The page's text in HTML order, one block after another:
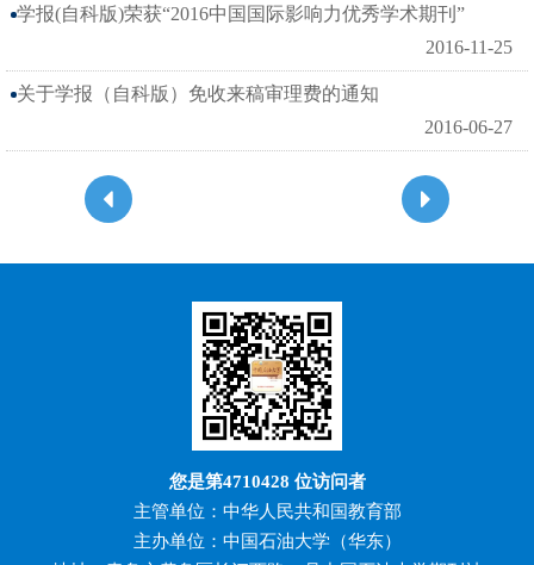
学报(自科版)荣获“2016中国国际影响力优秀学术期刊”
2016-11-25
关于学报（自科版）免收来稿审理费的通知
2016-06-27
您是第4710428 位访问者
主管单位：中华人民共和国教育部
主办单位：中国石油大学（华东）